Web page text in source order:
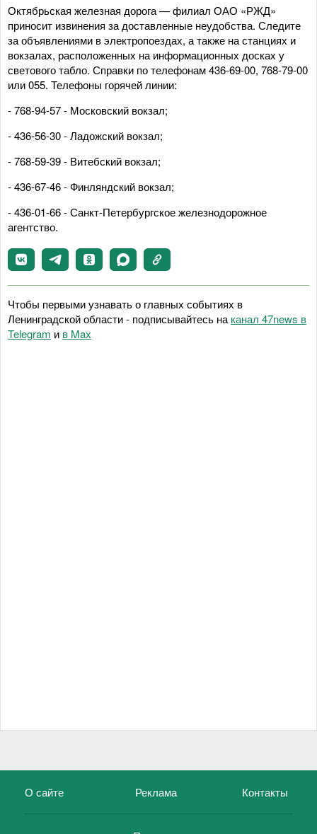
Октябрьская железная дорога — филиал ОАО «РЖД»
приносит извинения за доставленные неудобства. Следите
за объявлениями в электропоездах, а также на станциях и
вокзалах, расположенных на информационных досках у
светового табло. Справки по телефонам 436-69-00, 768-79-00
или 055. Телефоны горячей линии:
- 768-94-57 - Московский вокзал;
- 436-56-30 - Ладожский вокзал;
- 768-59-39 - Витебский вокзал;
- 436-67-46 - Финляндский вокзал;
- 436-01-66 - Санкт-Петербургское железнодорожное
агентство.
Чтобы первыми узнавать о главных событиях в
Ленинградской области - подписывайтесь на канал 47news в
Telegram и в Maх
О сайте Реклама Контакты